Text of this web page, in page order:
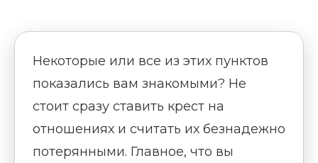
Некоторые или все из этих пунктов
показались вам знакомыми? Не
стоит сразу ставить крест на
отношениях и считать их безнадежно
потерянными. Главное, что вы